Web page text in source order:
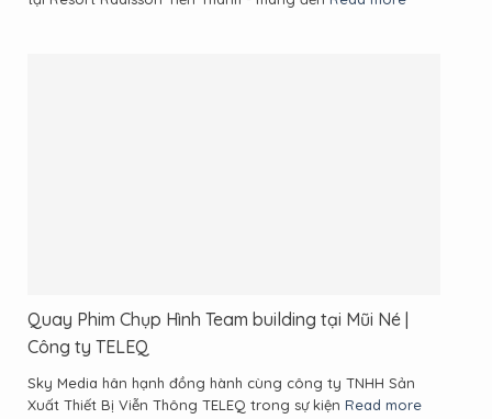
Quay Phim Chụp Hình Team building tại Mũi Né |
Công ty TELEQ
Sky Media hân hạnh đồng hành cùng công ty TNHH Sản
Xuất Thiết Bị Viễn Thông TELEQ trong sự kiện Read more